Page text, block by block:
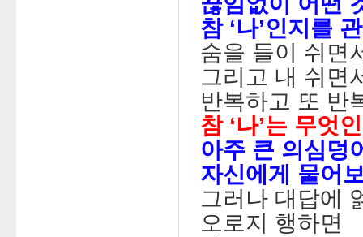
참 ‘나’인지를
숨을 들이 쉬면
그리고 내 쉬면
반복하고 또 반
참 ‘나’는 무
아주 큰 의심덩
자신에게 물어
그러나 대답에
오로지 행하면